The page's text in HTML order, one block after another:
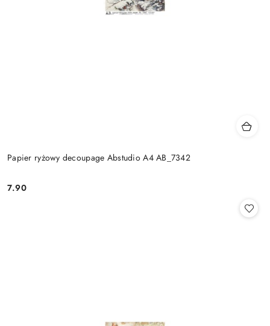
Papier ryżowy decoupage Abstudio A4 AB_7342
Cena:
7.90